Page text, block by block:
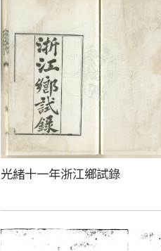
光緒十一年浙江鄉試錄